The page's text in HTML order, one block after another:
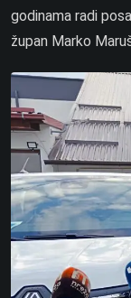
godinama radi
župan Marko